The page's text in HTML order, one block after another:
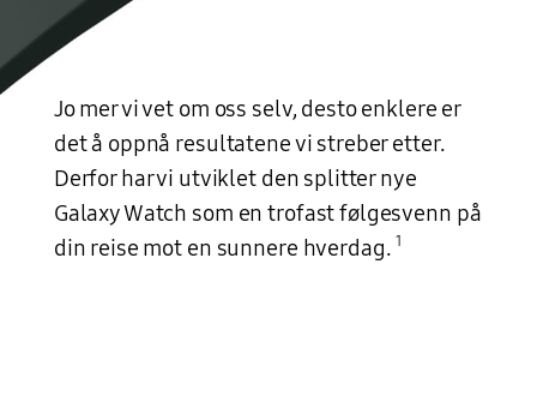
Jo mer vi vet om oss selv, desto enklere er
det å oppnå resultatene vi streber etter.
Derfor har vi utviklet den splitter nye
Galaxy Watch som en trofast følgesvenn på
din reise mot en sunnere hverdag. 1